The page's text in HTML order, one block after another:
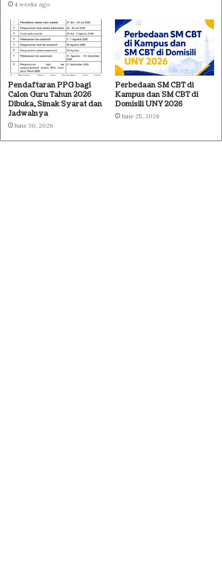
4 weeks ago
Pendaftaran PPG bagi
Calon Guru Tahun 2026
Dibuka, Simak Syarat dan
Jadwalnya
June 30, 2026
Perbedaan SM CBT di
Kampus dan SM CBT di
Domisili UNY 2026
June 25, 2026